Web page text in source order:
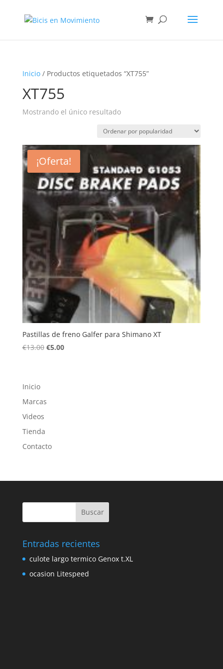
Inicio/ Productos etiquetados “XT755”
XT755
Mostrando el único resultado
¡Oferta!
Pastillas de freno Galfer para Shimano XT
€13.00 El
€5.00El
Inicio
Marcas
Videos
Tienda
Contacto
Entradas recientes
culote largo termico Genox t.XL
ocasion Litespeed